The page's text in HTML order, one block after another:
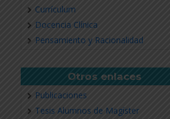
Currículum
Docencia Clínica
Pensamiento y Racionalidad
Otros enlaces
Publicaciones
Tesis Alumnos de Magíster